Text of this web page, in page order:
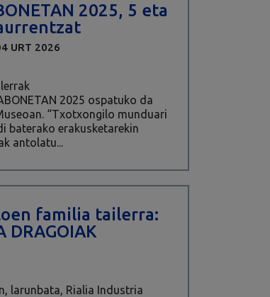
2025, 5 eta
URT 2026
2025 ospatuko da
“Txotxongilo munduari
baterako erakusketarekin
antolatu...
familia tailerra:
DRAGOIAK
larunbata, Rialia Industria